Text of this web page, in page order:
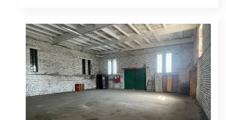
Для деталей звертайтесь за вказаним номером
телефону